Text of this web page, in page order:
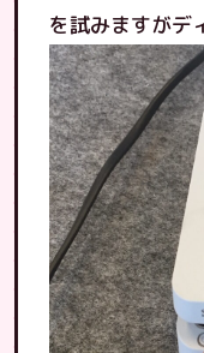
を試みますがデ